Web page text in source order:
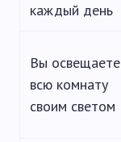
каждый день
Вы освещаете
всю комнату
своим светом